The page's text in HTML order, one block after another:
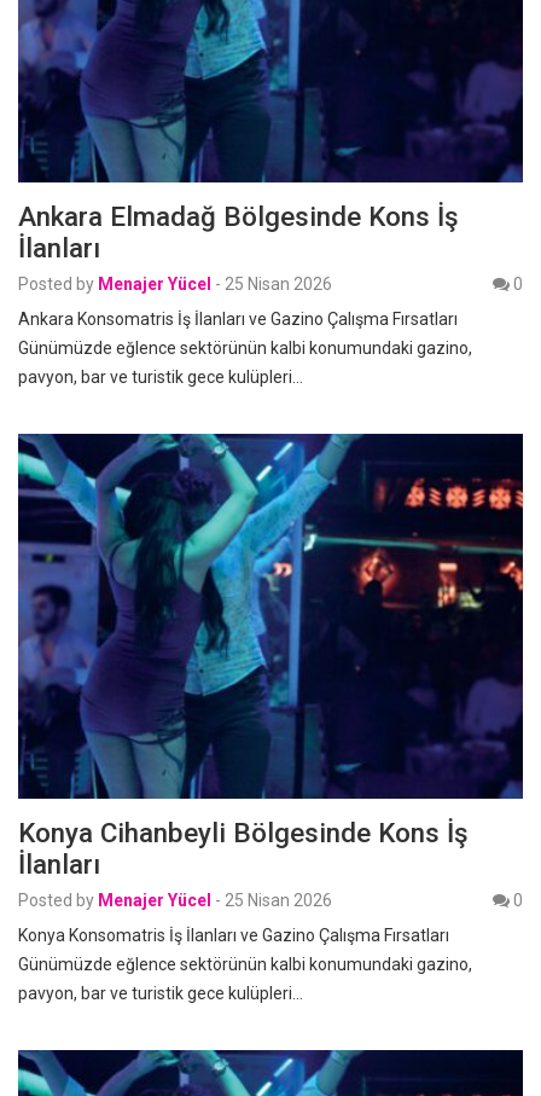
Ankara Elmadağ Bölgesinde Kons İş
İlanları
Posted by Menajer Yücel - 25 Nisan 2026
0
Ankara Konsomatris İş İlanları ve Gazino Çalışma Fırsatları
Günümüzde eğlence sektörünün kalbi konumundaki gazino,
pavyon, bar ve turistik gece kulüpleri…
Konya Cihanbeyli Bölgesinde Kons İş
İlanları
Posted by Menajer Yücel - 25 Nisan 2026
0
Konya Konsomatris İş İlanları ve Gazino Çalışma Fırsatları
Günümüzde eğlence sektörünün kalbi konumundaki gazino,
pavyon, bar ve turistik gece kulüpleri…